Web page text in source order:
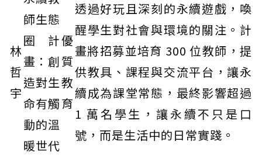
林
哲
宇
師生態
圈計
畫：創
造對生
命有觸
動的溫
暖世代
優
質
教
育
透過好玩且深刻的永續遊戲，喚
醒學生對社會與環境的關注。計
畫將招募並培育 300 位教師，提
供教具、課程與交流平台，讓永
續成為課堂常態，最終影響超過
1 萬名學生，讓永續不只是口
號，而是生活中的日常實踐。